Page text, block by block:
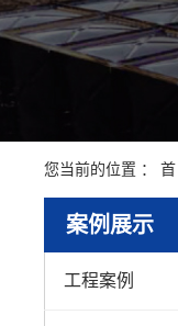
您当前的位置 ：
案例展示
工程案例